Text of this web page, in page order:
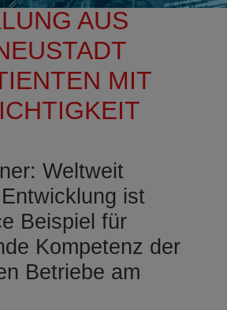
AUS
MIT
Weltweit
ist
Beispiel für
Kompetenz der
Betriebe am